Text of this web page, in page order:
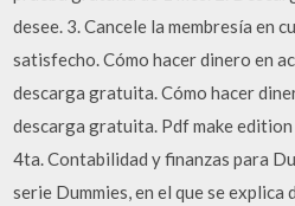
desee. 3. Cancele la membresía en
satisfecho. Cómo hacer dinero en
descarga gratuita. Cómo hacer
descarga gratuita. Pdf make edition
4ta. Contabilidad y finanzas para
serie Dummies, en el que se